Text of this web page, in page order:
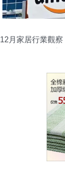
12月家居行業觀